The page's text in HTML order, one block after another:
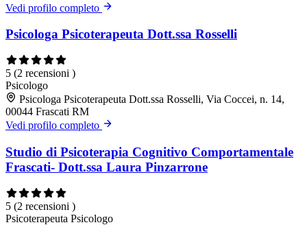
Vedi profilo completo
Psicologa Psicoterapeuta Dott.ssa Rosselli
5 (2 recensioni )
Psicologo
Psicologa Psicoterapeuta Dott.ssa Rosselli, Via Coccei, n. 14,
00044 Frascati RM
Vedi profilo completo
Studio di Psicoterapia Cognitivo Comportamentale
Frascati- Dott.ssa Laura Pinzarrone
5 (2 recensioni )
Psicoterapeuta Psicologo